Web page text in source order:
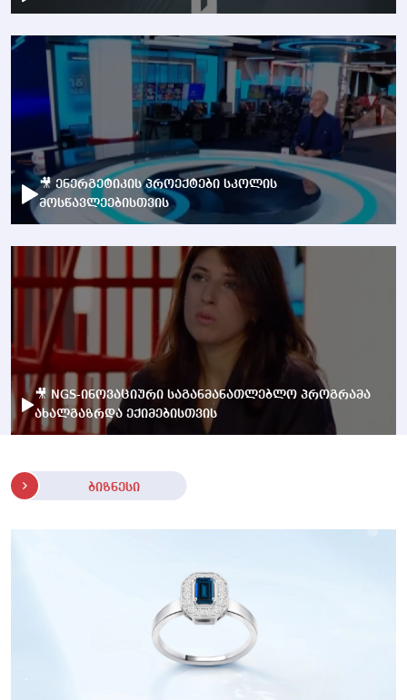
🎥 ენერგეტიკის პროექტები სკოლის
მოსწავლეებისთვის
🎥 NGS-ინოვაციური საგანმანათლებლო პროგრამა
ახალგაზრდა ექიმებისთვის
ბიზნესი